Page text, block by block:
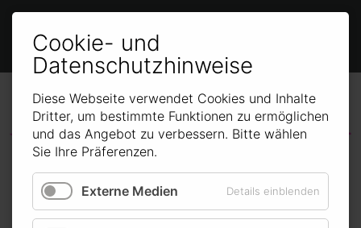

 … zurück
Teilen Sie diesen Inhalt über:
Cookie- und
Datenschutzhinweise
Diese Webseite verwendet Cookies und Inhalte
Dritter, um bestimmte Funktionen zu ermöglichen
und das Angebot zu verbessern. Bitte wählen
Sie Ihre Präferenzen.
Externe Medien Details einblenden